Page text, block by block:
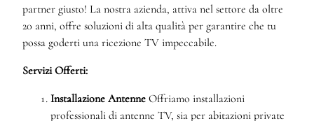
partner giusto! La nostra azienda, attiva nel settore da oltre
20 anni, offre soluzioni di alta qualità per garantire che tu
possa goderti una ricezione TV impeccabile.
Servizi Offerti:
Installazione Antenne Offriamo installazioni
professionali di antenne TV, sia per abitazioni private